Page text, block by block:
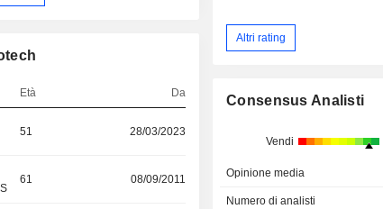
Età Da
51 28/03/2023
61 08/09/2011
Altri rating
Consensus Analisti
Vendi
Opinione media
Numero di analisti